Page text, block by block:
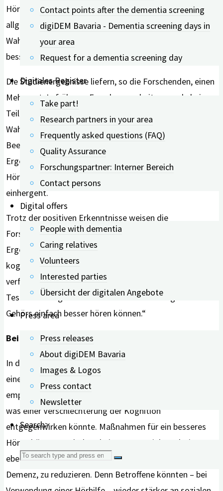
Contact points after the dementia screening
digiDEM Bavaria - Dementia screening days in
your area
Request for a dementia screening day
Digitales Register
Take part!
Research partners in your area
Frequently asked questions (FAQ)
Quality Assurance
Forschungspartner: Interner Bereich
Contact persons
Digital offers
People with dementia
Caring relatives
Volunteers
Interested parties
Übersicht der digitalen Angebote
Press area
Press releases
About digiDEM Bavaria
Images & Logos
Press contact
Newsletter
Search>
Search
Hörgerätetragenden bei speziellen kognitiven Tests zur
allgemeinen Kognition bzw. zur allgemeinen
Wahrnehmung besser ab: Sie erzielten um drei Prozent
bessere Ergebnisse.
Die Studienergebnisse liefern, so die Forschenden, einen
Mehrwert. In früheren Forschungsarbeiten wurde bei
Teilnehmenden mit Hörverlust eine erhöhte
Wahrscheinlichkeit von Demenz und kognitiven
Beeinträchtigungen festgestellt. Die aktuellen
Ergebnisse aus Singapur zeigen, dass ein korrigierter
Hörverlust mit einem langsameren kognitiven Rückgang
einhergeht.
Trotz der positiven Erkenntnisse weisen die
Forschenden auf eine mögliche Verzerrung der
Ergebnisse hin. „Die vermeintliche Verbesserung der
kognitiven Testergebnisse wird durch die Tatsache
verfälscht, dass die Teilnehmenden die
Testanweisungen nach der Wiederherstellung des
Gehörs einfach besser hören können.“
Bei Hörverlust eine Hörhilfe tragen
In der Studie betonen die Forschenden, weshalb sich bei
einem Hörverlust überhaupt das Tragen eines Hörgeräts
empfiehlt. Die Hörhilfen könnten die Sinne stimulieren,
was einer Verschlechterung der Kognition
entgegenwirken könnte. Maßnahmen für ein besseres
Hören können auch dazu beitragen, soziale Isolation,
ebenfalls ein Risikofaktor für die Entwicklung einer
Demenz, zu reduzieren. Denn Betroffene könnten – bei